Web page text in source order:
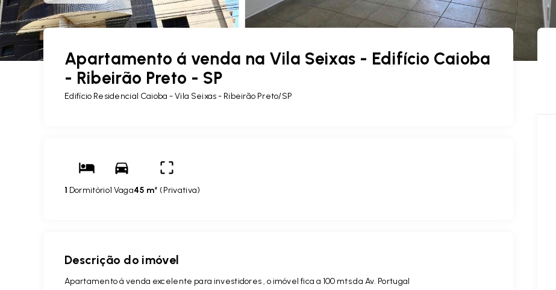
Apartamento á venda na Vila Seixas - Edifício Caioba
- Ribeirão Preto - SP
Edifício Residencial Caioba -Vila Seixas - Ribeirão Preto/SP
1 Dormitório1 Vaga45 m² (Privativa)
Descrição do imóvel
Apartamento á venda excelente para investidores , o imóvel fica a 100 mts da Av. Portugal